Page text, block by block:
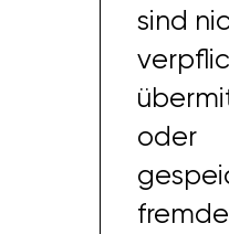
sind
oder
fremde